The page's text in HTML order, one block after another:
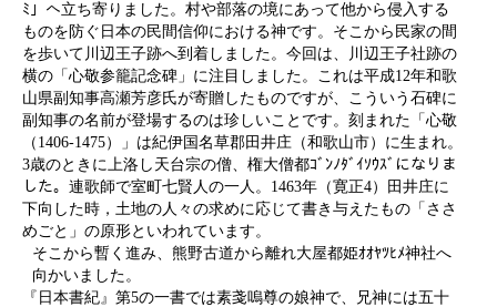
ﾐ」へ立ち寄りました。村や部落の境にあって他から侵入する
ものを防ぐ日本の民間信仰における神です。そこから民家の間
を歩いて川辺王子跡へ到着しました。今回は、川辺王子社跡の
横の「心敬参籠記念碑」に注目しました。これは平成12年和歌
山県副知事高瀬芳彦氏が寄贈したものですが、こういう石碑に
副知事の名前が登場するのは珍しいことです。刻まれた「心敬
（1406-1475）」は紀伊国名草郡田井庄（和歌山市）に生まれ。
3歳のときに上洛し天台宗の僧、権大僧都ｺﾞﾝﾉﾀﾞｲｿｳｽﾞになりま
した。連歌師で室町七賢人の一人。1463年（寛正4）田井庄に
下向した時，土地の人々の求めに応じて書き与えたもの「ささ
めごと」の原形といわれています。
そこから暫く進み、熊野古道から離れ大屋都姫ｵｵﾔﾂﾋﾒ神社へ
向かいました。
『日本書紀』第5の一書では素戔嗚尊の娘神で、兄神には五十